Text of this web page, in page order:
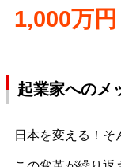
1,000万円
起業家へのメ
日本を変える！そ